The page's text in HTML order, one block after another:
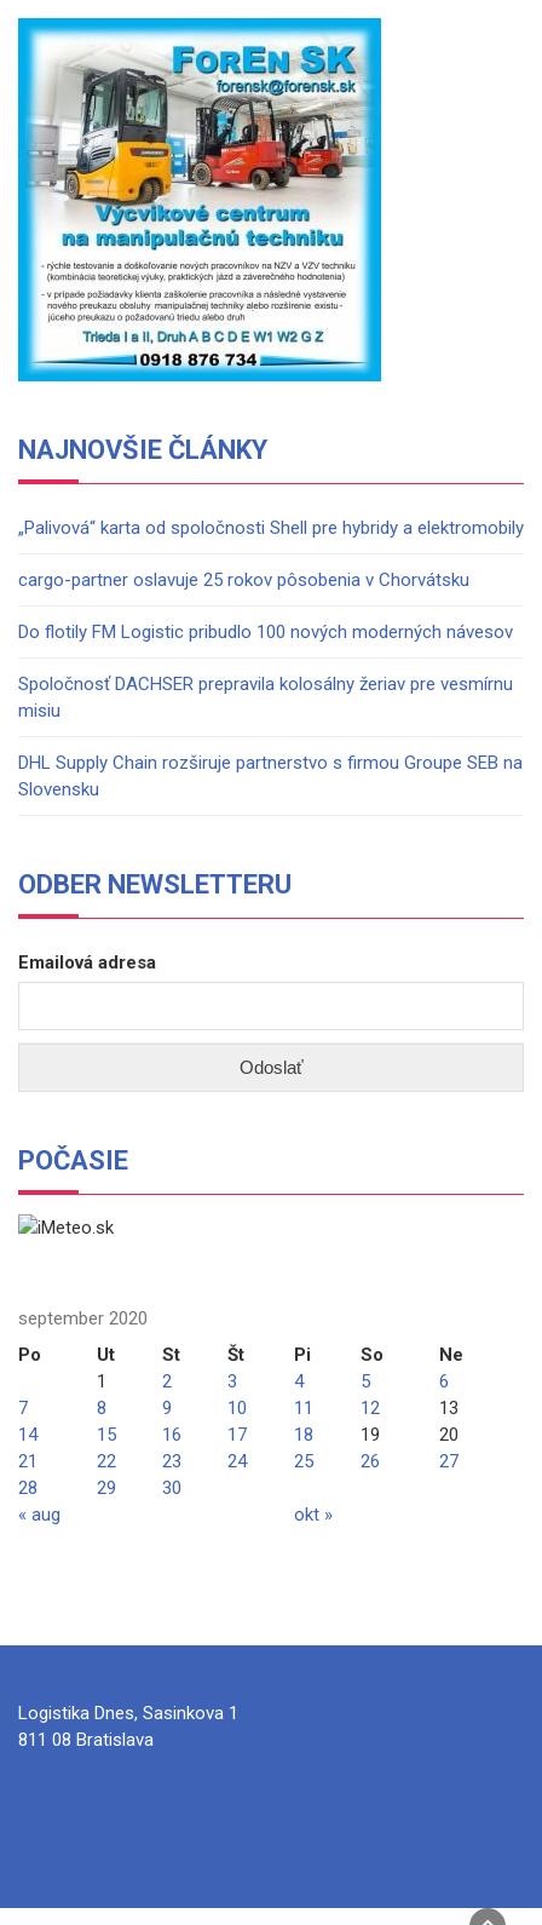
NAJNOVŠIE ČLÁNKY
„Palivová“ karta od spoločnosti Shell pre hybridy a elektromobily
cargo-partner oslavuje 25 rokov pôsobenia v Chorvátsku
Do flotily FM Logistic pribudlo 100 nových moderných návesov
Spoločnosť DACHSER prepravila kolosálny žeriav pre vesmírnu
misiu
DHL Supply Chain rozširuje partnerstvo s firmou Groupe SEB na
Slovensku
ODBER NEWSLETTERU
Emailová adresa
POČASIE
september 2020
Po
Ut St Št Pi So Ne
« aug okt »
1 2 3 4 5
6
7
8 9 10 11 12
13
14
15 16 17 18 19
20
21
22 23 24 25 26
27
28
29 30
Logistika Dnes, Sasinkova 1
811 08 Bratislava